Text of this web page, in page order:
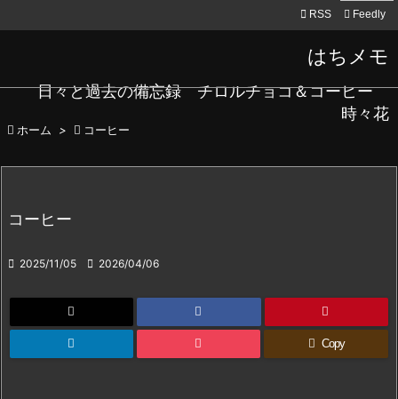
はちメモ
日々と過去の備忘録 チロルチョコ＆コーヒー
時々花
 RSS Feedly
 ホーム >  コーヒー
コーヒー
 2025/11/05  2026/04/06
Copy